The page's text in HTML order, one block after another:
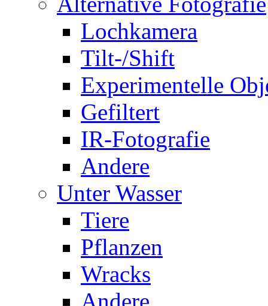
Lochkamera
Tilt-/Shift
Experimentelle
Gefiltert
IR-Fotografie
Andere
Unter Wasser
Tiere
Pflanzen
Wracks